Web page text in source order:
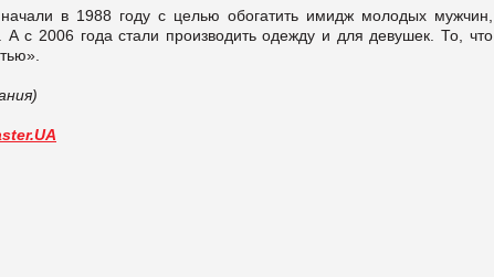
в 1988 году с целью обогатить имидж молодых мужчин,
с 2006 года стали производить одежду и для девушек. То, что